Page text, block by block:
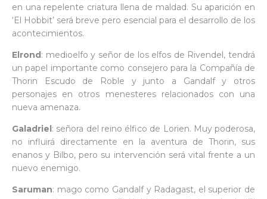
en una repelente criatura llena de maldad. Su aparición en
‘El Hobbit’ será breve pero esencial para el desarrollo de los
acontecimientos.
Elrond: medioelfo y señor de los elfos de Rivendel, tendrá
un papel importante como consejero para la Compañía de
Thorin Escudo de Roble y junto a Gandalf y otros
personajes en otros menesteres relacionados con una
nueva amenaza.
Galadriel: señora del reino élfico de Lorien. Muy poderosa,
no influirá directamente en la aventura de Thorin, sus
enanos y Bilbo, pero su intervención será vital frente a un
nuevo enemigo.
Saruman: mago como Gandalf y Radagast, el superior de